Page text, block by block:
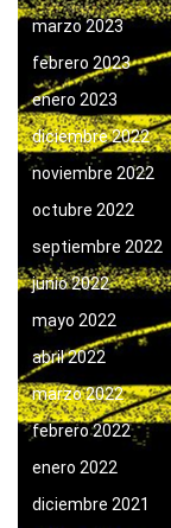
marzo 2023
febrero 2023
enero 2023
diciembre 2022
noviembre 2022
octubre 2022
septiembre 2022
junio 2022
mayo 2022
abril 2022
marzo 2022
febrero 2022
enero 2022
diciembre 2021